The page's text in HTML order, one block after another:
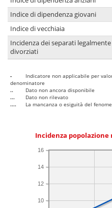
Indice di dipendenza giovani
Indice di vecchiaia
Incidenza dei separati
divorziati
-
Indicatore non applicabile per
denominatore
..
Dato non ancora disponibile
...
Dato non rilevato
....
La mancanza o esiguità del
Incidenza popolazione
10
12
14
16